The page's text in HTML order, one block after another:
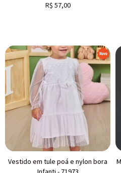
R$ 57,00
Vestido em tule poá e nylon bora